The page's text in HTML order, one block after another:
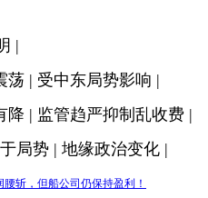
|
荡 | 受中东局势影响 |
降 | 监管趋严抑制乱收费 |
局势 | 地缘政治变化 |
斩，但船公司仍保持盈利！